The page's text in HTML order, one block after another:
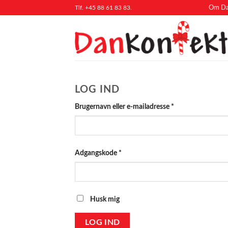
Tlf. +45 88 61 83 83. Om
LOG IND
Brugernavn eller e-mailadresse *
Adgangskode *
Husk mig
LOG IND